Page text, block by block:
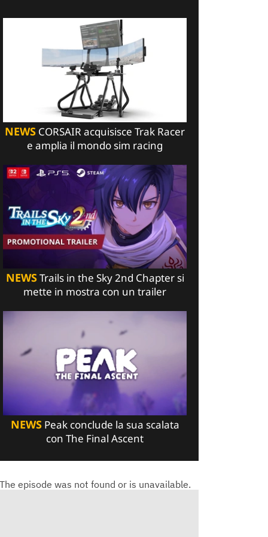
NEWS CORSAIR acquisisce Trak Racer
e amplia il mondo sim racing
NEWSTrails in the Sky 2nd Chapter si
mette in mostra con un trailer
NEWSPeak conclude la sua scalata
con The Final Ascent